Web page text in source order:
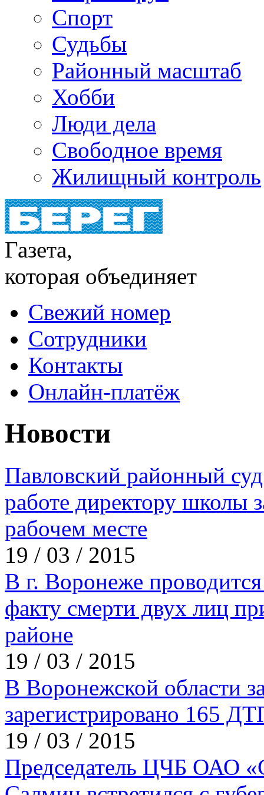
Спорт
Судьбы
Районный масштаб
Хобби
Люди дела
Свободное время
Жилищный контроль
Газета,
которая объединяет
Свежий номер
Сотрудники
Контакты
Онлайн-платёж
Новости
Павловский районный
работе директору школы
рабочем месте
19 / 03 / 2015
В г. Воронеже
факту смерти двух лиц
районе
19 / 03 / 2015
В Воронежской области
зарегистрировано 165
19 / 03 / 2015
Председатель ЦЧБ ОАО